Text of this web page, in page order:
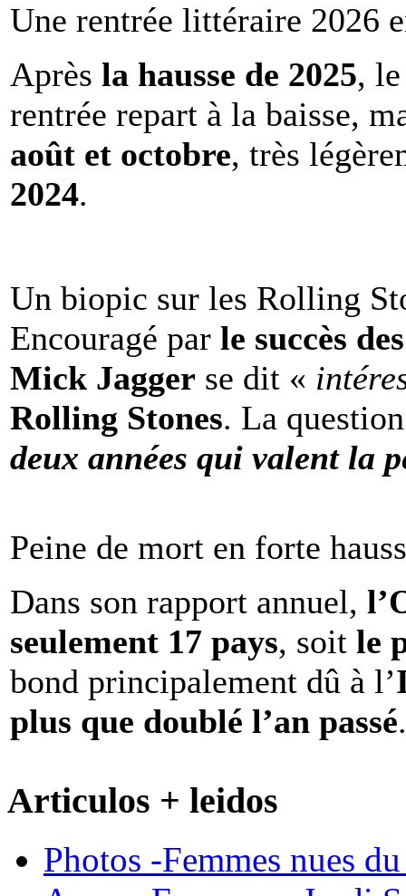
Une rentrée littéraire 2026
Après la hausse de 2025,
rentrée repart à la baisse,
août et octobre, très
2024.
Un biopic sur les Rolling
Encouragé par le succès
Mick Jagger se dit «
Rolling Stones. La
deux années qui valent la
Peine de mort en forte
Dans son rapport annuel,
seulement 17 pays, soit le
bond principalement dû à l’
plus que doublé l’an passé.
Articulos + leidos
Photos -Femmes nues